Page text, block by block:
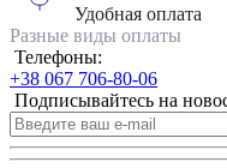
Удобная оплата
Разные виды оплаты
Телефоны:
+38 067 706-80-06
Подписывайтесь на